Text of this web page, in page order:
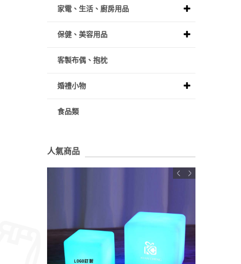
家電、生活、廚房用品
保健、美容用品
客製布偶、抱枕
婚禮小物
食品類
人氣商品